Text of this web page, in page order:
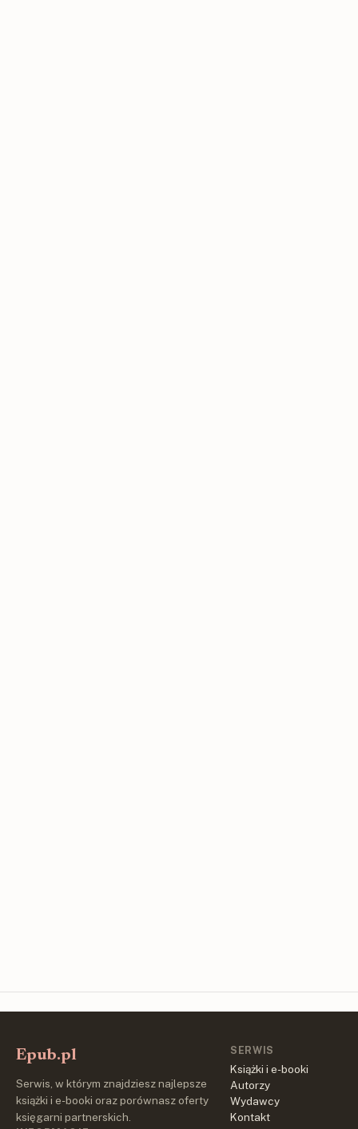
Epub.pl
Serwis, w którym znajdziesz najlepsze
książki i e-booki oraz porównasz oferty
księgarni partnerskich.
SERWIS
Książki i e-booki
Autorzy
Wydawcy
Kontakt